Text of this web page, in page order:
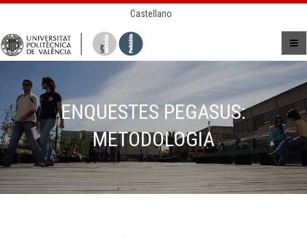
Castellano
ENQUESTES PEGASUS:
METODOLOGIA